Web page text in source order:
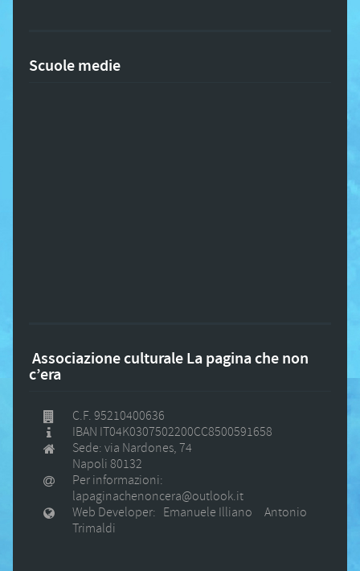
Scuole medie
Associazione culturale La pagina che non
c’era
C.F. 95210400636
IBAN IT04K0307502200CC8500591658
Sede: via Nardones, 74
Napoli 80132
Per informazioni:
lapaginachenoncera@outlook.it
Web Developer: Emanuele Illiano Antonio
Trimaldi